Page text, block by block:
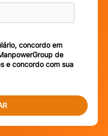
concordo em
de
e concordo com sua